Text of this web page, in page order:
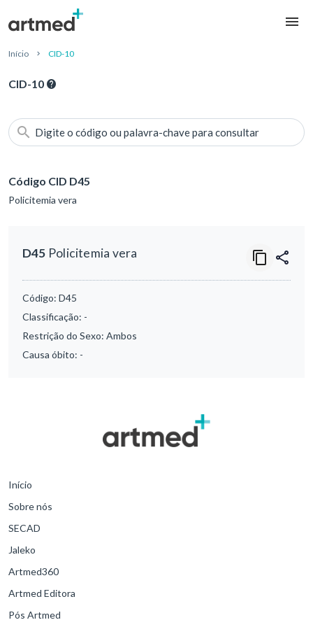
Início CID-10
CID-10
Digite o código ou palavra-chave para consultar
Código CID D45
Policitemia vera
D45 Policitemia vera
Código: D45
Classificação: -
Restrição do Sexo: Ambos
Causa óbito: -
Início
Sobre nós
SECAD
Jaleko
Artmed360
Artmed Editora
Pós Artmed